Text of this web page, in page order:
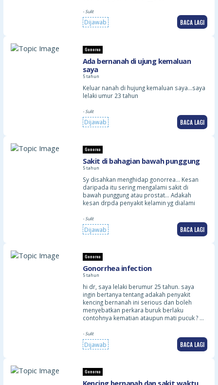
- Sulit
Dijawab BACA LAGI
Gonorea
Ada bernanah di ujung kemaluan
saya
5 tahun
Keluar nanah di hujung kemaluan saya…saya
lelaki umur 23 tahun
- Sulit
Dijawab BACA LAGI
Gonorea
Sakit di bahagian bawah punggung
5 tahun
Sy disahkan menghidap gonorrea… Kesan
daripada itu sering mengalami sakit di
bawah punggung atau prostat… Adakah
kesan drpda penyakit kelamin yg dialami
- Sulit
Dijawab BACA LAGI
Gonorea
Gonorrhea infection
5 tahun
hi dr, saya lelaki berumur 25 tahun. saya
ingin bertanya tentang adakah penyakit
kencing bernanah ini serious dan boleh
menyebatkan perkara buruk berlaku
contohnya kematian ataupun mati pucuk ? …
- Sulit
Dijawab BACA LAGI
Gonorea